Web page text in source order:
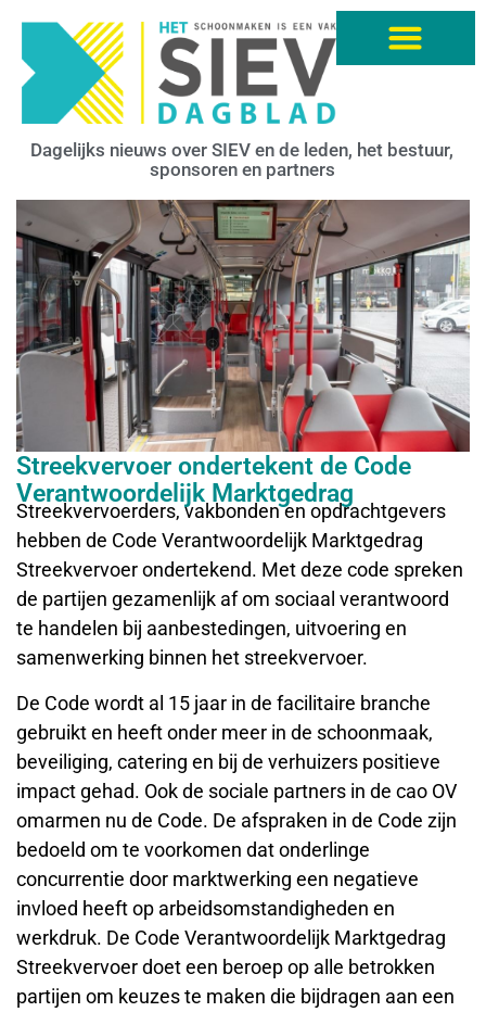
Dagelijks nieuws over SIEV en de leden, het bestuur,
sponsoren en partners
Streekvervoer ondertekent de Code
Verantwoordelijk Marktgedrag
Streekvervoerders, vakbonden en opdrachtgevers
hebben de Code Verantwoordelijk Marktgedrag
Streekvervoer ondertekend. Met deze code spreken
de partijen gezamenlijk af om sociaal verantwoord
te handelen bij aanbestedingen, uitvoering en
samenwerking binnen het streekvervoer.
De Code wordt al 15 jaar in de facilitaire branche
gebruikt en heeft onder meer in de schoonmaak,
beveiliging, catering en bij de verhuizers positieve
impact gehad. Ook de sociale partners in de cao OV
omarmen nu de Code. De afspraken in de Code zijn
bedoeld om te voorkomen dat onderlinge
concurrentie door marktwerking een negatieve
invloed heeft op arbeidsomstandigheden en
werkdruk. De Code Verantwoordelijk Marktgedrag
Streekvervoer doet een beroep op alle betrokken
partijen om keuzes te maken die bijdragen aan een